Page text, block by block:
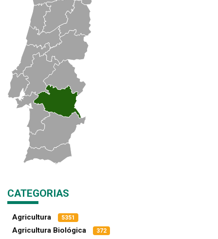
CATEGORIAS
Agricultura 5351
Agricultura Biológica 372